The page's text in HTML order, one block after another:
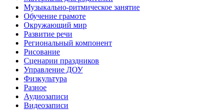
Музыкально-ритмическое занятие
Обучение грамоте
Окружающий мир
Развитие речи
Региональный компонент
Рисование
Сценарии праздников
Управление ДОУ
Физкультура
Разное
Аудиозаписи
Видеозаписи